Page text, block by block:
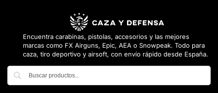
Encuentra carabinas, pistolas, accesorios y las mejores
marcas como FX Airguns, Epic, AEA o Snowpeak. Todo para
caza, tiro deportivo y airsoft, con envío rápido desde España.